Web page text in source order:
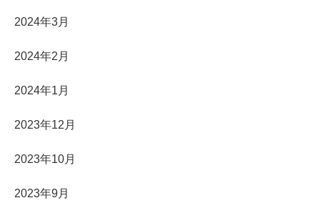
2024年3月
2024年2月
2024年1月
2023年12月
2023年10月
2023年9月